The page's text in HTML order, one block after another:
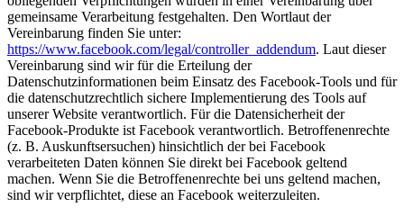
gemeinsame Verarbeitung festgehalten. Den Wortlaut der
Vereinbarung finden Sie unter:
https://www.facebook.com/legal/controller_addendum. Laut dieser
Vereinbarung sind wir für die Erteilung der
Datenschutzinformationen beim Einsatz des Facebook-Tools und für
die datenschutzrechtlich sichere Implementierung des Tools auf
unserer Website verantwortlich. Für die Datensicherheit der
Facebook-Produkte ist Facebook verantwortlich. Betroffenenrechte
(z. B. Auskunftsersuchen) hinsichtlich der bei Facebook
verarbeiteten Daten können Sie direkt bei Facebook geltend
machen. Wenn Sie die Betroffenenrechte bei uns geltend machen,
sind wir verpflichtet, diese an Facebook weiterzuleiten.